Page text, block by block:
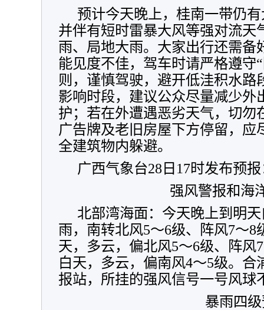
预计今天晚上，桂南一带仍
并伴有短时雷暴大风等强对流天
雨、局地大雨。大家出行还需备
能见度不佳，驾车时请严格遵守
则，谨慎驾驶，避开低洼积水路
影响时段，建议公众尽量减少外
护；若在外遭遇恶劣天气，切勿
广告牌及老旧房屋下方停留，应
全建筑物内躲避。
广西气象台28日17时发布预
强风警报和海
北部湾海面：今天晚上到明
雨，南转北风5～6级、阵风7～8
天，多云，偏北风5～6级、阵风
白天，多云，偏南风4～5级。
报站，所挂的强风信号一号风球
暴雨四